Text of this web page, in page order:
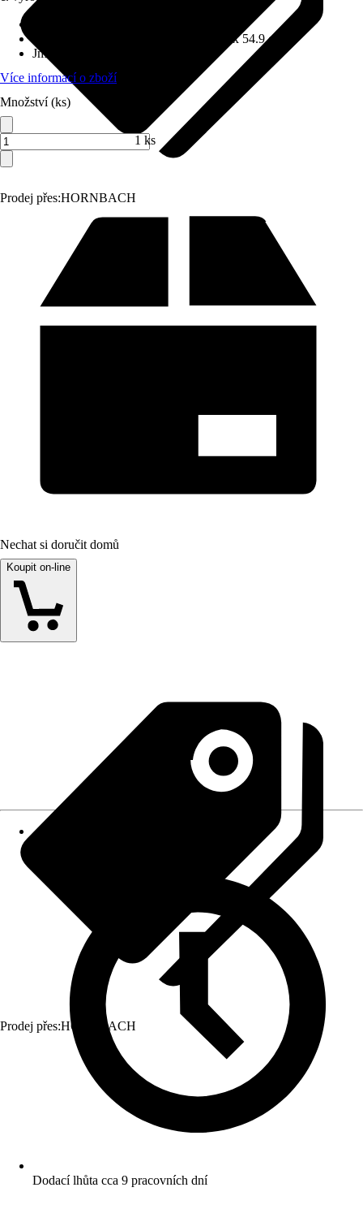
Prodej přes:HORNBACH
80 cm x 140.8 cm x 54.9 cm
Jmenovitý tepelný výkon
Více informací o zboží
Množství (ks)
1 ks
Nechat si doručit domů
Koupit on-line
Prodej přes:HORNBACH
Dodací lhůta cca 9 pracovních dní